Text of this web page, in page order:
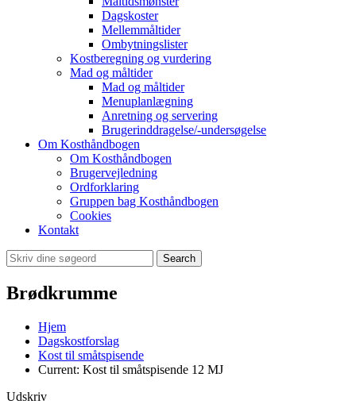
Dagskoster
Mellemmåltider
Ombytningslister
Kostberegning og vurdering
Mad og måltider
Mad og måltider
Menuplanlægning
Anretning og servering
Brugerinddragelse/-undersøgelse
Om Kosthåndbogen
Om Kosthåndbogen
Brugervejledning
Ordforklaring
Gruppen bag Kosthåndbogen
Cookies
Kontakt
Search
Brødkrumme
Hjem
Dagskostforslag
Kost til småtspisende
Current: Kost til småtspisende 12 MJ
Udskriv